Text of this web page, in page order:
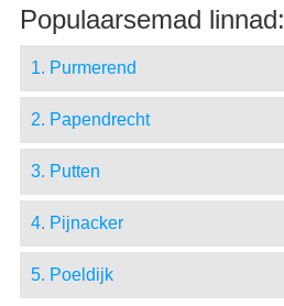
Populaarsemad linnad:
1. Purmerend
2. Papendrecht
3. Putten
4. Pijnacker
5. Poeldijk